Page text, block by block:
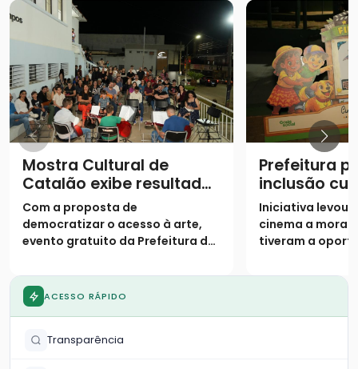
Mostra Cultural de
Catalão exibe resultados
de oficinas semestrais
Com a proposta de
democratizar o acesso à arte,
evento gratuito da Prefeitura de
semestral nesta quarta-feira
Prefeitura
inclusão
projeto
Bem” no
Iniciativa levou
cinema a
tiveram a
exibição
ACESSO RÁPIDO
Transparência